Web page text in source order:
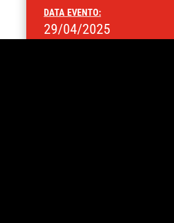
DATA EVENTO:
29/04/2025